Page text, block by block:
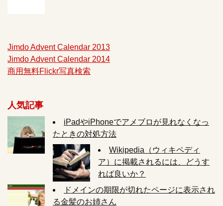
Jimdo Advent Calendar 2013
Jimdo Advent Calendar 2014
商用無料Flickr写真検索
人気記事
iPadやiPhoneでアメブロが見れなくなっ
たときの対処方法
Wikipedia（ウィキペディ
ア）に掲載されるには、どうす
れば良いか？
ドメインの期限が切れたページに表示され
る金髪のお姉さん